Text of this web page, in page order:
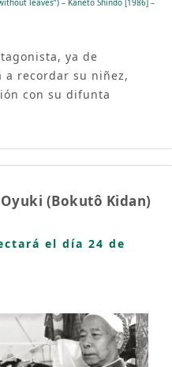
leaves”) – Kaneto Shindô [1986] –
ya de
a recordar su niñez,
con su difunta
(Bokutô Kidan)
el día 24 de